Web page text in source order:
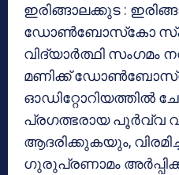
ഇരിങ്ങാലക്കുട :
ഡോണ്‍ബോസ്‌കോ
വിദ്യാര്‍ത്ഥി സംഗമം
മണിക്ക്
ഓഡിറ്റോറിയത്തില്‍
പ്രഗത്ഭരായ പൂര്‍വ്വ
ആദരിക്കുകയും,
ഗുരുപ്രണാമം